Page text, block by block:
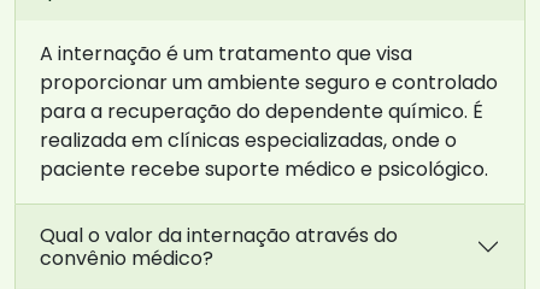
A internação é um tratamento que visa
proporcionar um ambiente seguro e controlado
para a recuperação do dependente químico. É
realizada em clínicas especializadas, onde o
paciente recebe suporte médico e psicológico.
Qual o valor da internação através do
convênio médico?